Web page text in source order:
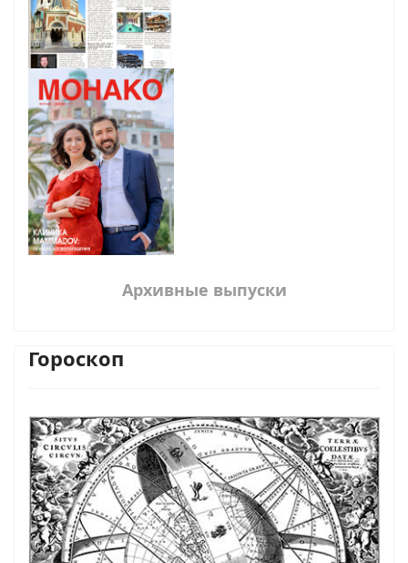
Архивные выпуски
Гороскоп